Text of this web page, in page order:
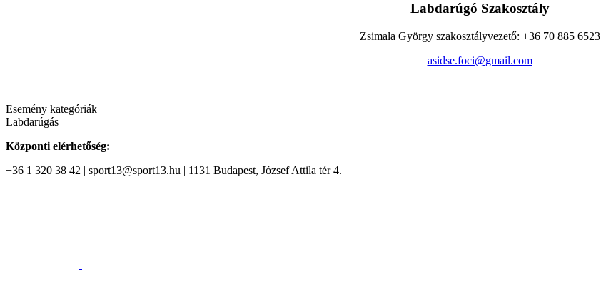
Labdarúgó Szakosztály
Zsimala György szakosztályvezető: +36 70 885 6523
asidse.foci@gmail.com
Esemény kategóriák
Labdarúgás
Központi elérhetőség:
+36 1 320 38 42 | sport13@sport13.hu | 1131 Budapest, József Attila tér 4.